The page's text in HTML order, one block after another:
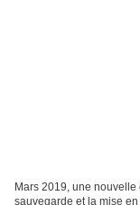
Mars 2019, une
sauvegarde et la mise